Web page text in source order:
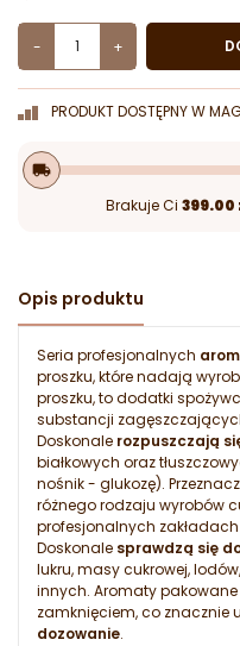
- +
PRODUKT DOSTĘPNY W
local_shipping
Brakuje Ci 399.00
Opis produktu
Seria profesjonalnych
proszku, które nadają
proszku, to dodatki
substancji
Doskonale rozpuszczają
białkowych oraz
nośnik - glukozę).
różnego rodzaju wyrobów
profesjonalnych
Doskonale sprawdzą się
lukru, masy cukrowej,
innych. Aromaty
zamknięciem, co znacznie
dozowanie.